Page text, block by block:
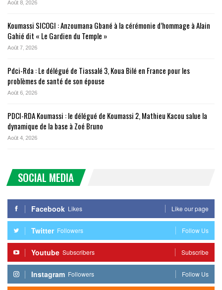
Août 8, 2026
Koumassi SICOGI : Anzoumana Gbané à la cérémonie d’hommage à Alain
Gahié dit « Le Gardien du Temple »
Août 7, 2026
Pdci-Rda : Le délégué de Tiassalé 3, Koua Bilé en France pour les
problèmes de santé de son épouse
Août 6, 2026
PDCI-RDA Koumassi : le délégué de Koumassi 2, Mathieu Kacou salue la
dynamique de la base à Zoé Bruno
Août 4, 2026
SOCIAL MEDIA
Facebook Likes Like our page
Twitter Followers Follow Us
Youtube Subscribers Subscribe
Instagram Followers Follow Us